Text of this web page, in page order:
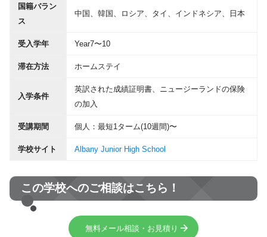
国籍バラン
ス
中国、韓国、ロシア、タイ、インドネシア、日本
受入学年 Year7〜10
滞在方法 ホームステイ
入学条件
英訳された成績証明書、ニュージーランドの保険
の加入
受講期間 個人：最短1ターム(10週間)〜
学校サイト Albany Junior High School
この学校へのご相談はこちら！
無料メール相談・お見積り